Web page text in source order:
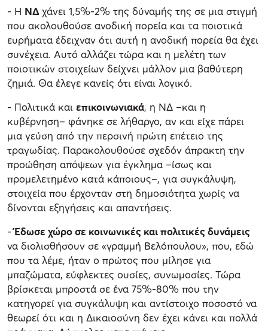
- Η ΝΔ χάνει 1,5%-2% της δύναμής της σε μια στιγμή
που ακολουθούσε ανοδική πορεία και τα ποιοτικά
ευρήματα έδειχναν ότι αυτή η ανοδική πορεία θα έχει
συνέχεια. Αυτό αλλάζει τώρα και η μελέτη των
ποιοτικών στοιχείων δείχνει μάλλον μια βαθύτερη
ζημιά. Θα έλεγε κανείς ότι είναι λογικό.
- Πολιτικά και επικοινωνιακά, η ΝΔ –και η
κυβέρνηση– φάνηκε σε λήθαργο, αν και είχε πάρει
μια γεύση από την περσινή πρώτη επέτειο της
τραγωδίας. Παρακολουθούσε σχεδόν άπρακτη την
προώθηση απόψεων για έγκλημα –ίσως και
προμελετημένο κατά κάποιους–, για συγκάλυψη,
στοιχεία που έρχονταν στη δημοσιότητα χωρίς να
δίνονται εξηγήσεις και απαντήσεις.
-Έδωσε χώρο σε κοινωνικές και πολιτικές δυνάμεις
να διολισθήσουν σε «γραμμή Βελόπουλου», που, εδώ
που τα λέμε, ήταν ο πρώτος που μίλησε για
μπαζώματα, εύφλεκτες ουσίες, συνωμοσίες. Τώρα
βρίσκεται μπροστά σε ένα 75%-80% που την
κατηγορεί για συγκάλυψη και αντίστοιχο ποσοστό να
θεωρεί ότι και η Δικαιοσύνη δεν έχει κάνει και πολλά